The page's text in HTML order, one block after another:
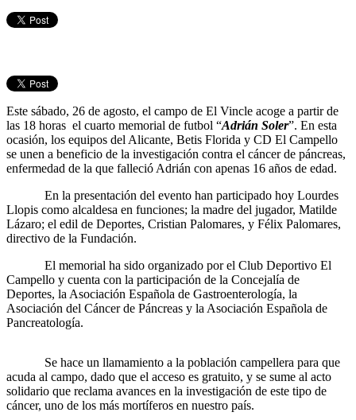
Este sábado, 26 de agosto, el campo de El Vincle acoge a partir de
las 18 horas el cuarto memorial de futbol “Adrián Soler”. En esta
ocasión, los equipos del Alicante, Betis Florida y CD El Campello
se unen a beneficio de la investigación contra el cáncer de páncreas,
enfermedad de la que falleció Adrián con apenas 16 años de edad.
En la presentación del evento han participado hoy Lourdes
Llopis como alcaldesa en funciones; la madre del jugador, Matilde
Lázaro; el edil de Deportes, Cristian Palomares, y Félix Palomares,
directivo de la Fundación.
El memorial ha sido organizado por el Club Deportivo El
Campello y cuenta con la participación de la Concejalía de
Deportes, la Asociación Española de Gastroenterología, la
Asociación del Cáncer de Páncreas y la Asociación Española de
Pancreatología.
Se hace un llamamiento a la población campellera para que
acuda al campo, dado que el acceso es gratuito, y se sume al acto
solidario que reclama avances en la investigación de este tipo de
cáncer, uno de los más mortíferos en nuestro país.